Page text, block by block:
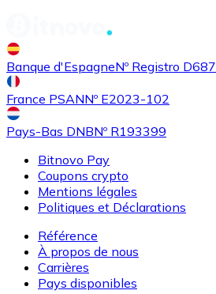
Banque d'EspagneNº Registro D687
France PSANNº E2023-102
Pays-Bas DNBNº R193399
Bitnovo Pay
Coupons crypto
Mentions légales
Politiques et Déclarations
Référence
À propos de nous
Carrières
Pays disponibles